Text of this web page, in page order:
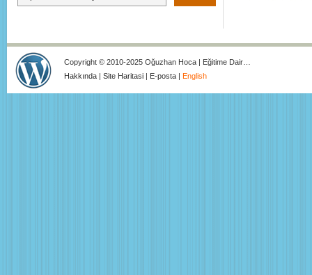
Copyright © 2010-2025 Oğuzhan Hoca | Eğitime Dair…
Hakkında | Site Haritasi | E-posta | English